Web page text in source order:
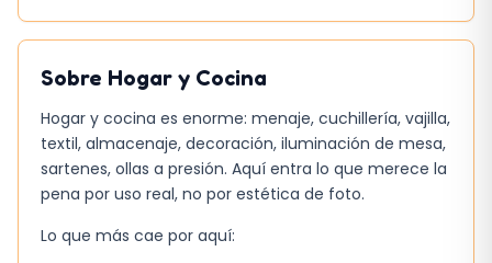
Este congelador resulta adecuado para
capacidad de 99 L satisface la mayoría de las
necesidades sin ocupar una pared entera. Es
una opción práctica para personas que no
desean la posibilidad de convertir el aparato
Sobre Hogar y Cocina
Hogar y cocina es enorme: menaje, cuchillería, vajilla,
textil, almacenaje, decoración, iluminación de mesa,
sartenes, ollas a presión. Aquí entra lo que merece la
pena por uso real, no por estética de foto.
Lo que más cae por aquí: